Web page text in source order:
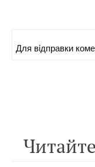
Для вiдправки